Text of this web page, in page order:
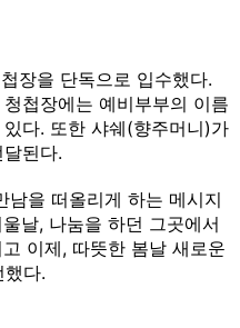
장을 단독으로 입수했다.
첩장에는 예비부부의 이름
다. 또한 샤쉐(향주머니)가
된다.
남을 떠올리게 하는 메시지
날, 나눔을 하던 그곳에서
이제, 따뜻한 봄날 새로운
다.